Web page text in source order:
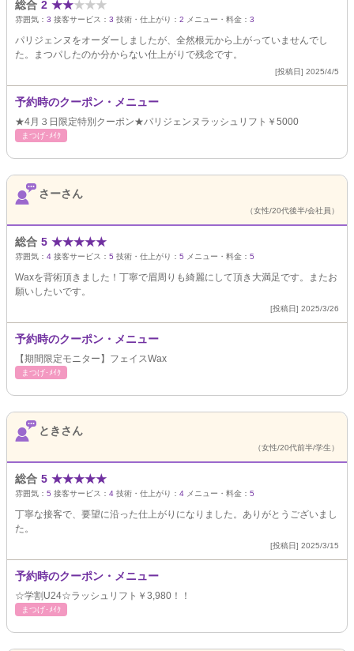
総合 2 ★★★★★
雰囲気： 3 接客サービス： 3 技術・仕上がり： 2 メニュー・料金： 3
パリジェンヌをオーダーしましたが、全然根元から上がっていませんでし
た。まつパしたのか分からない仕上がりで残念です。
[投稿日] 2025/4/5
予約時のクーポン・メニュー
★4月３日限定特別クーポン★パリジェンヌラッシュリフト￥5000
まつげ･ﾒｲｸ
さーさん
（女性/20代後半/会社員）
総合 5 ★★★★★
雰囲気： 4 接客サービス： 5 技術・仕上がり： 5 メニュー・料金： 5
Waxを背術頂きました！丁寧で眉周りも綺麗にして頂き大満足です。またお
願いしたいです。
[投稿日] 2025/3/26
予約時のクーポン・メニュー
【期間限定モニター】フェイスWax
まつげ･ﾒｲｸ
ときさん
（女性/20代前半/学生）
総合 5 ★★★★★
雰囲気： 5 接客サービス： 4 技術・仕上がり： 4 メニュー・料金： 5
丁寧な接客で、要望に沿った仕上がりになりました。ありがとうございまし
た。
[投稿日] 2025/3/15
予約時のクーポン・メニュー
☆学割U24☆ラッシュリフト￥3,980！！
まつげ･ﾒｲｸ